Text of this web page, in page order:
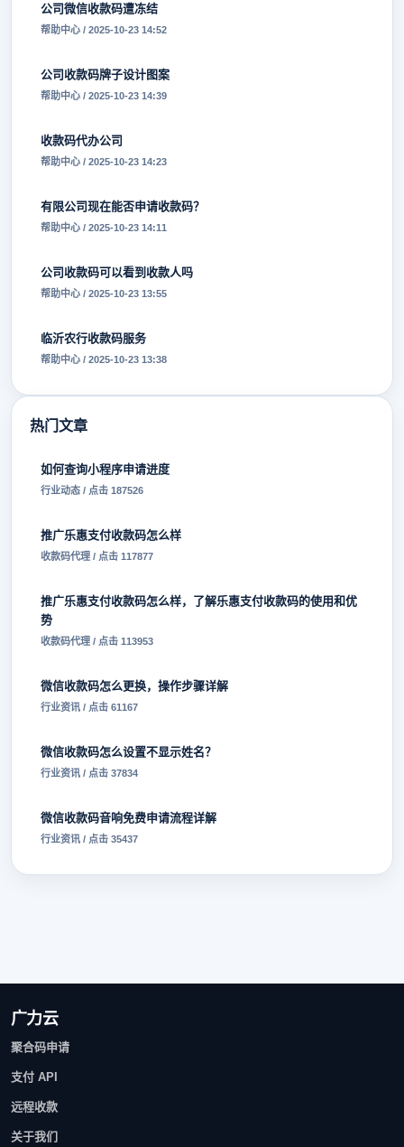
公司微信收款码遭冻结
帮助中心 / 2025-10-23 14:52
公司收款码牌子设计图案
帮助中心 / 2025-10-23 14:39
收款码代办公司
帮助中心 / 2025-10-23 14:23
有限公司现在能否申请收款码？
帮助中心 / 2025-10-23 14:11
公司收款码可以看到收款人吗
帮助中心 / 2025-10-23 13:55
临沂农行收款码服务
帮助中心 / 2025-10-23 13:38
热门文章
如何查询小程序申请进度
行业动态 / 点击 187526
推广乐惠支付收款码怎么样
收款码代理 / 点击 117877
推广乐惠支付收款码怎么样，了解乐惠支付收款码的使用和优
势
收款码代理 / 点击 113953
微信收款码怎么更换，操作步骤详解
行业资讯 / 点击 61167
微信收款码怎么设置不显示姓名？
行业资讯 / 点击 37834
微信收款码音响免费申请流程详解
行业资讯 / 点击 35437
广力云
聚合码申请
支付 API
远程收款
关于我们